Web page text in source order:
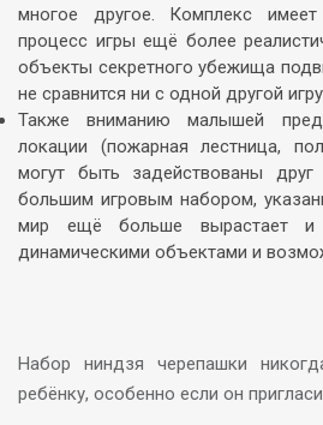
многое другое. Комплекс
процесс игры ещё более
объекты секретного убежища
не сравнится ни с одной другой
Также вниманию малышей
локации (пожарная лестница,
могут быть задействованы
большим игровым набором,
мир ещё больше вырастает и
динамическими объектами и
Набор ниндзя черепашки
ребёнку, особенно если он